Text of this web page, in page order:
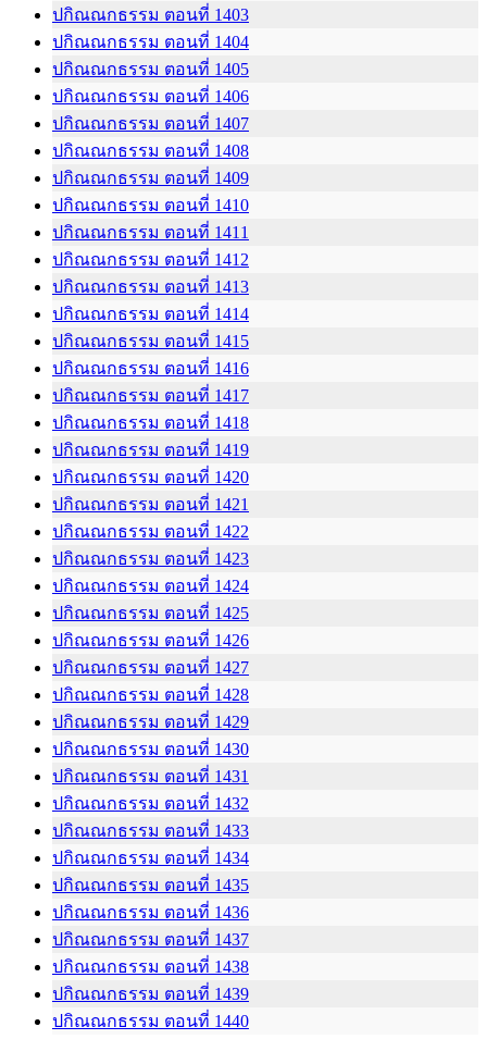
ปกิณณกธรรม ตอนที่ 1403
ปกิณณกธรรม ตอนที่ 1404
ปกิณณกธรรม ตอนที่ 1405
ปกิณณกธรรม ตอนที่ 1406
ปกิณณกธรรม ตอนที่ 1407
ปกิณณกธรรม ตอนที่ 1408
ปกิณณกธรรม ตอนที่ 1409
ปกิณณกธรรม ตอนที่ 1410
ปกิณณกธรรม ตอนที่ 1411
ปกิณณกธรรม ตอนที่ 1412
ปกิณณกธรรม ตอนที่ 1413
ปกิณณกธรรม ตอนที่ 1414
ปกิณณกธรรม ตอนที่ 1415
ปกิณณกธรรม ตอนที่ 1416
ปกิณณกธรรม ตอนที่ 1417
ปกิณณกธรรม ตอนที่ 1418
ปกิณณกธรรม ตอนที่ 1419
ปกิณณกธรรม ตอนที่ 1420
ปกิณณกธรรม ตอนที่ 1421
ปกิณณกธรรม ตอนที่ 1422
ปกิณณกธรรม ตอนที่ 1423
ปกิณณกธรรม ตอนที่ 1424
ปกิณณกธรรม ตอนที่ 1425
ปกิณณกธรรม ตอนที่ 1426
ปกิณณกธรรม ตอนที่ 1427
ปกิณณกธรรม ตอนที่ 1428
ปกิณณกธรรม ตอนที่ 1429
ปกิณณกธรรม ตอนที่ 1430
ปกิณณกธรรม ตอนที่ 1431
ปกิณณกธรรม ตอนที่ 1432
ปกิณณกธรรม ตอนที่ 1433
ปกิณณกธรรม ตอนที่ 1434
ปกิณณกธรรม ตอนที่ 1435
ปกิณณกธรรม ตอนที่ 1436
ปกิณณกธรรม ตอนที่ 1437
ปกิณณกธรรม ตอนที่ 1438
ปกิณณกธรรม ตอนที่ 1439
ปกิณณกธรรม ตอนที่ 1440